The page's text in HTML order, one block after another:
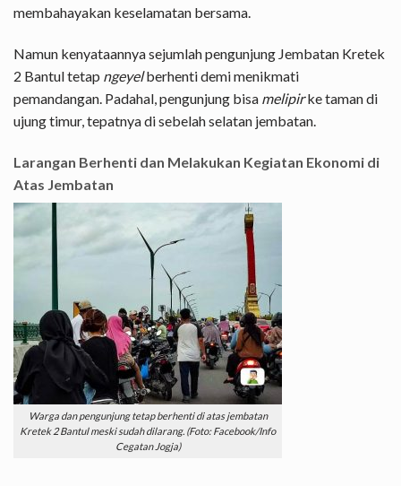
membahayakan keselamatan bersama.
Namun kenyataannya sejumlah pengunjung Jembatan Kretek
2 Bantul tetap ngeyelberhenti demi menikmati
pemandangan. Padahal, pengunjung bisa melipirke taman di
ujung timur, tepatnya di sebelah selatan jembatan.
Larangan Berhenti dan Melakukan Kegiatan Ekonomi di
Atas Jembatan
Warga dan pengunjung tetap berhenti di atas jembatan
Kretek 2 Bantul meski sudah dilarang. (Foto: Facebook/Info
Cegatan Jogja)